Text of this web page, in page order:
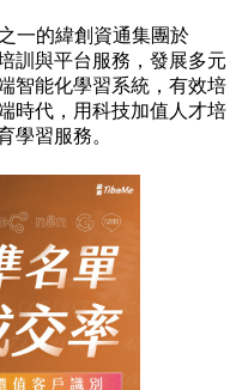
一的緯創資通集團於
訓與平台服務，發展多元
智能化學習系統，有效培
時代，用科技加值人才培
學習服務。